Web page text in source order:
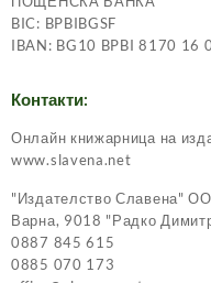
BIC: BPBIBGSF
IBAN: BG10 BPBI 8170 16
Контакти:
Онлайн книжарница на
www.slavena.net
"Издателство Славена"
Варна, 9018 "Радко
0887 845 615
0885 070 173